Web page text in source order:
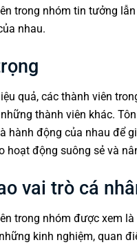
trong nhóm tin tưởng
nhau.
quả, các thành viên
thành viên khác.
hành động của nhau để
hoạt động suông sẻ và
vai trò cá
trong nhóm được xem là
kinh nghiệm, quan